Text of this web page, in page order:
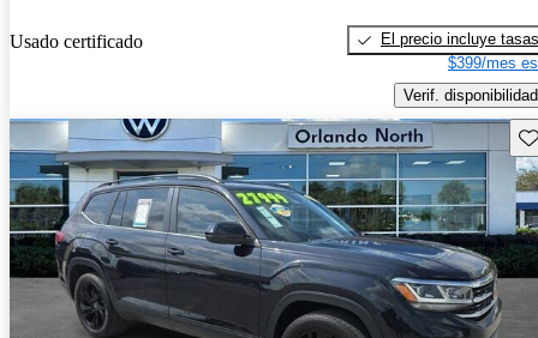
Usado certificado
El precio incluye tasas
$399/mes
Verif. disponibilidad